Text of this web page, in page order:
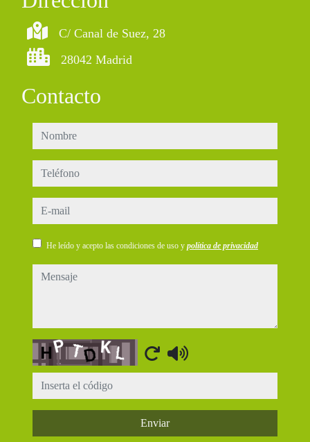
C/ Canal de Suez, 28
28042 Madrid
Contacto
nombre
teléfono
e-mail
He leído y acepto las condiciones de uso y política de privacidad
mensaje
Captcha
Enviar